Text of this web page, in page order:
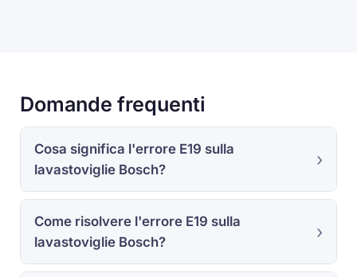
Domande frequenti
Cosa significa l'errore E19 sulla
lavastoviglie Bosch?
Come risolvere l'errore E19 sulla
lavastoviglie Bosch?